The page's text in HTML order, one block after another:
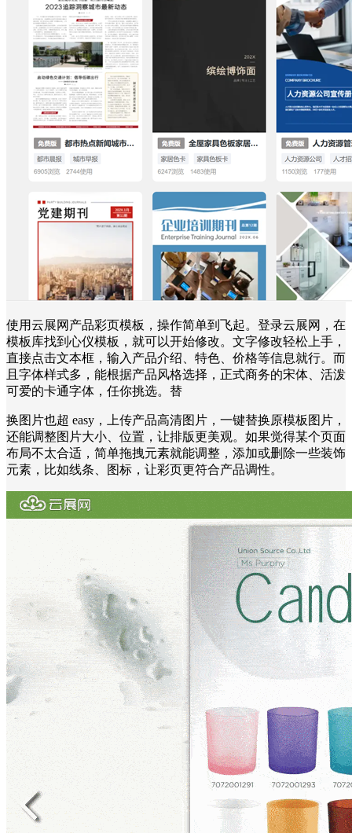
使用云展网产品彩页模板，操作简单到飞起。登录云展网，在
模板库找到心仪模板，就可以开始修改。文字修改轻松上手，
直接点击文本框，输入产品介绍、特色、价格等信息就行。而
且字体样式多，能根据产品风格选择，正式商务的宋体、活泼
可爱的卡通字体，任你挑选。替
换图片也超 easy，上传产品高清图片，一键替换原模板图片，
还能调整图片大小、位置，让排版更美观。如果觉得某个页面
布局不太合适，简单拖拽元素就能调整，添加或删除一些装饰
元素，比如线条、图标，让彩页更符合产品调性。